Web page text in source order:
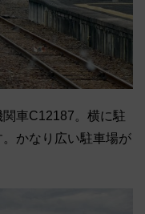
車C12187。横に駐
かなり広い駐車場が